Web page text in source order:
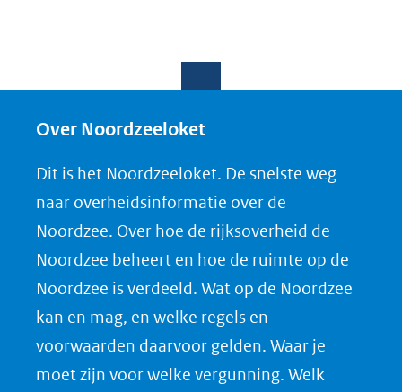
Over Noordzeeloket
Dit is het Noordzeeloket. De snelste weg
naar overheidsinformatie over de
Noordzee. Over hoe de rijksoverheid de
Noordzee beheert en hoe de ruimte op de
Noordzee is verdeeld. Wat op de Noordzee
kan en mag, en welke regels en
voorwaarden daarvoor gelden. Waar je
moet zijn voor welke vergunning. Welk